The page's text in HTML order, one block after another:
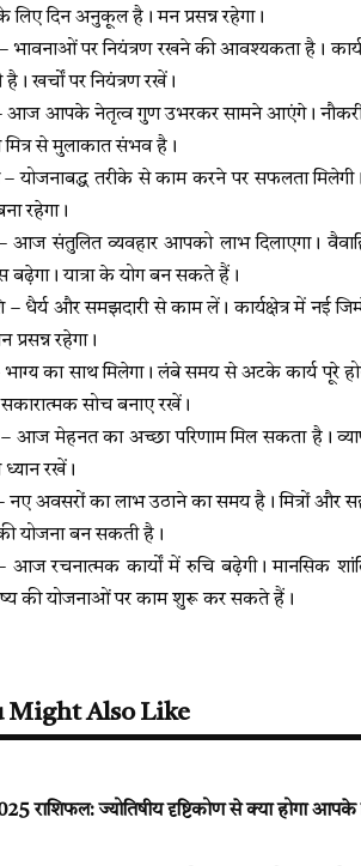
के लिए दिन अनुकूल है। मन प्रसन्न रहेगा।
भावनाओं पर नियंत्रण रखने की आवश्यकता है।
खर्चों पर नियंत्रण रखें।
– आज आपके नेतृत्व गुण उभरकर सामने आएंगे। नौकरी
मित्र से मुलाकात संभव है।
– योजनाबद्ध तरीके से काम करने पर सफलता
रहेगा।
– आज संतुलित व्यवहार आपको लाभ दिलाएगा।
बढ़ेगा। यात्रा के योग बन सकते हैं।
– धैर्य और समझदारी से काम लें। कार्यक्षेत्र में नई
प्रसन्न रहेगा।
भाग्य का साथ मिलेगा। लंबे समय से अटके कार्य पूरे
सोच बनाए रखें।
आज मेहनत का अच्छा परिणाम मिल सकता है।
ध्यान रखें।
नए अवसरों का लाभ उठाने का समय है। मित्रों और
योजना बन सकती है।
– आज रचनात्मक कार्यों में रुचि बढ़ेगी। मानसिक
की योजनाओं पर काम शुरू कर सकते हैं।
Might Also Like
राशिफल: ज्योतिषीय दृष्टिकोण से क्या होगा